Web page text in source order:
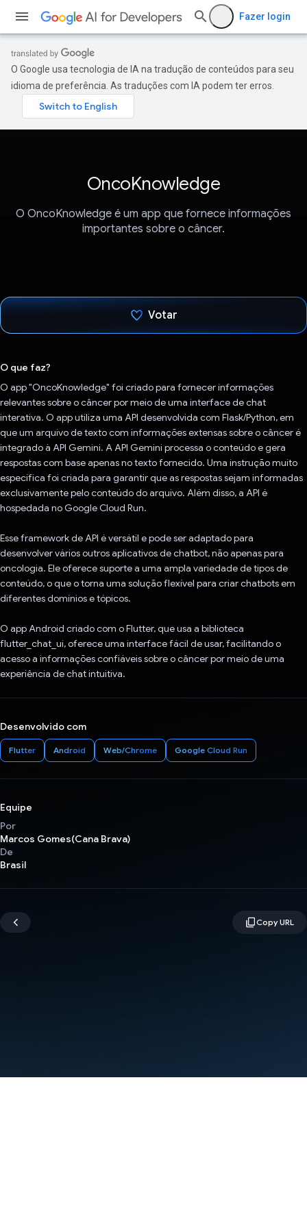
Fazer login
O Google usa tecnologia de IA na tradução de conteúdos para seu
idioma de preferência. As traduções com IA podem ter erros.
OncoKnowledge
O OncoKnowledge é um app que fornece informações
importantes sobre o câncer.
Votar
O que faz?
O app "OncoKnowledge" foi criado para fornecer informações
relevantes sobre o câncer por meio de uma interface de chat
interativa. O app utiliza uma API desenvolvida com Flask/Python, em
que um arquivo de texto com informações extensas sobre o câncer é
integrado à API Gemini. A API Gemini processa o conteúdo e gera
respostas com base apenas no texto fornecido. Uma instrução muito
específica foi criada para garantir que as respostas sejam informadas
exclusivamente pelo conteúdo do arquivo. Além disso, a API é
hospedada no Google Cloud Run.
Esse framework de API é versátil e pode ser adaptado para
desenvolver vários outros aplicativos de chatbot, não apenas para
oncologia. Ele oferece suporte a uma ampla variedade de tipos de
conteúdo, o que o torna uma solução flexível para criar chatbots em
diferentes domínios e tópicos.
O app Android criado com o Flutter, que usa a biblioteca
flutter_chat_ui, oferece uma interface fácil de usar, facilitando o
acesso a informações confiáveis sobre o câncer por meio de uma
experiência de chat intuitiva.
Desenvolvido com
Flutter Android Web/Chrome Google Cloud Run
Equipe
Por
Marcos Gomes(Cana Brava)
De
Brasil